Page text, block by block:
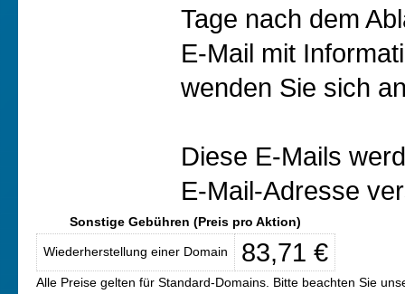
Tage nach dem
E-Mail mit
wenden Sie sich
Diese E-Mails
E-Mail-Adresse
Sonstige Gebühren (Preis pro Aktion)
Wiederherstellung einer Domain 83,71 €
Alle Preise gelten für Standard-Domains. Bitte beachten Sie